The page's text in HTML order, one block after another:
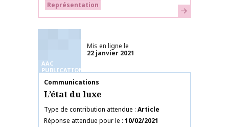
Représentation
En savoir plus
AAC
PUBLICATIONS
Mis en ligne le
22 janvier 2021
Nom de la publication
Communications
L’état du luxe
Type de contribution attendue Article
Réponse attendue pour le 10/02/2021